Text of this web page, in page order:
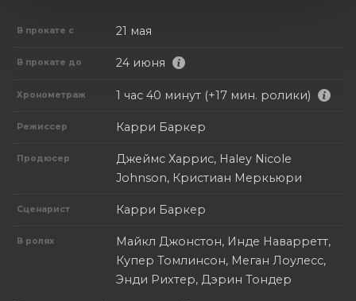
В прокате с 21 мая
В прокате до 24 июня
Хронометраж 1 час 40 минут (+17 мин. ролики)
Режиссер Карри Баркер
Продюсер
Джеймс Харрис, Haley Nicole
Johnson, Кристиан Меркьюри
Сценарист Карри Баркер
В ролях
Майкл Джонстон, Инде Наварретт,
Купер Томлинсон, Меган Лоулесс,
Энди Рихтер, Дэрин Тондер